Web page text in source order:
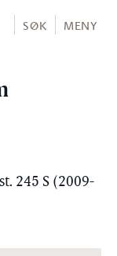
SØK MENY
245 S (2009-